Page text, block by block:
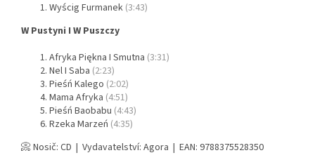
Wyścig Furmanek (3:43)
W Pustyni I W Puszczy
Afryka Piękna I Smutna (3:31)
Nel I Saba (2:23)
Pieśń Kalego (2:02)
Mama Afryka (4:51)
Pieśń Baobabu (4:43)
Rzeka Marzeń (4:35)
📀 Nosič: CD | Vydavatelství: Agora | EAN: 9788375528350